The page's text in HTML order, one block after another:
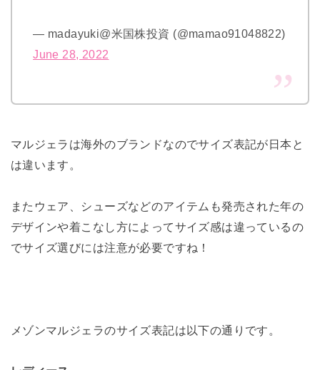
— madayuki@米国株投資 (@mamao91048822)
June 28, 2022
マルジェラは海外のブランドなのでサイズ表記が日本と
は違います。
またウェア、シューズなどのアイテムも発売された年の
デザインや着こなし方によってサイズ感は違っているの
でサイズ選びには注意が必要ですね！
メゾンマルジェラのサイズ表記は以下の通りです。